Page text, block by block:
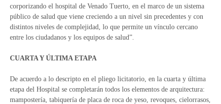
corporizando el hospital de Venado Tuerto, en el marco de un sistema
público de salud que viene creciendo a un nivel sin precedentes y con
distintos niveles de complejidad, lo que permite un vínculo cercano
entre los ciudadanos y los equipos de salud”.
CUARTA Y ÚLTIMA ETAPA
De acuerdo a lo descripto en el pliego licitatorio, en la cuarta y última
etapa del Hospital se completarán todos los elementos de arquitectura:
mampostería, tabiquería de placa de roca de yeso, revoques, cielorrasos,